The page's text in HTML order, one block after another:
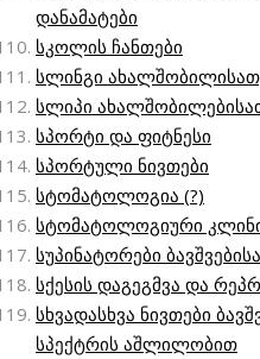
დანამატები
სკოლის ჩანთები
სლინგი
სლიპი
სპორტი და ფიტნესი
სპორტული ნივთები
სტომატოლოგია (?)
სტომატოლოგიური
სუპინატორები
სქესის დაგეგმვა და
სხვადასხვა ნივთები
სპექტრის აშლილობით